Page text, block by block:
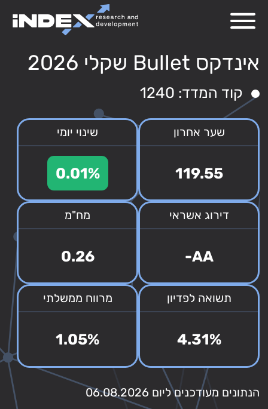
אינדקס Bullet שקלי 2026
קוד המדד: 1240
שער אחרון
119.55
שינוי יומי
0.01%
דירוג אשראי
AA-
מח"מ
0.26
תשואה לפדיון
4.31%
מרווח ממשלתי
1.05%
הנתונים מעודכנים ליום 06.08.2026